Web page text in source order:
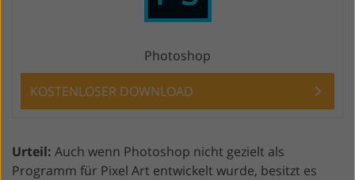
Photoshop
KOSTENLOSER DOWNLOAD
Urteil: Auch wenn Photoshop nicht gezielt als
Programm für Pixel Art entwickelt wurde, besitzt es